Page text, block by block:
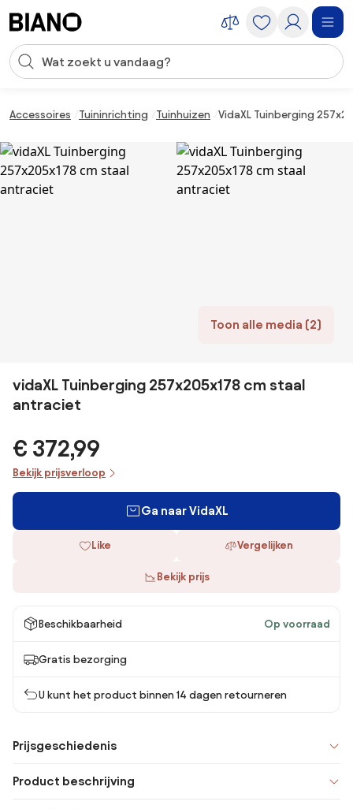
Zoekopdracht invoeren
Accessoires Tuininrichting Tuinhuizen VidaXL Tuinberging
Toon alle media (2)
vidaXL Tuinberging 257x205x178 cm staal
antraciet
€ 372,99
Bekijk prijsverloop
Ga naar VidaXL
Like Vergelijken
Bekijk prijs
Beschikbaarheid Op voorraad
Gratis bezorging
U kunt het product binnen 14 dagen retourneren
Prijsgeschiedenis
Product beschrijving